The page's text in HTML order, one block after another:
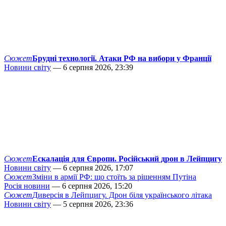
СюжетБрудні технології. Атаки РФ на вибори у Франції
Новини світу — 6 серпня 2026, 23:39
СюжетЕскалація для Європи. Російський дрон в Лейпцигу
Новини світу — 6 серпня 2026, 17:07
СюжетЗміни в армії РФ: що стоїть за рішенням Путіна
Росія новини — 6 серпня 2026, 15:20
СюжетДиверсія в Лейпцигу. Дрон біля українського літака
Новини світу — 5 серпня 2026, 23:36